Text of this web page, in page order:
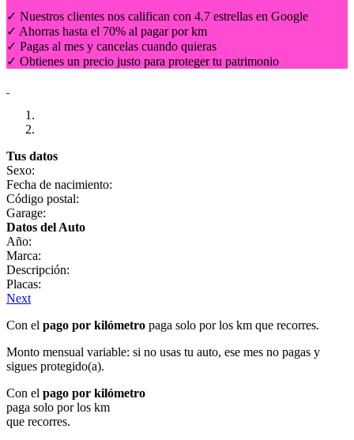
✓ Nuestros clientes nos califican con 4.7 estrellas en Google
✓ Ahorras hasta el 70% al pagar por km
✓ Pagas al mes y cancelas cuando quieras
✓ Obtienes un precio justo para proteger tu patrimonio
Tus datos
Sexo:
Fecha de nacimiento:
Código postal:
Garage:
Datos del Auto
Año:
Marca:
Descripción:
Placas:
Next
Con el pago por kilómetro paga solo por los km que recorres.
Monto mensual variable: si no usas tu auto, ese mes no pagas y
sigues protegido(a).
Con el pago por kilómetro
paga solo por los km
que recorres.